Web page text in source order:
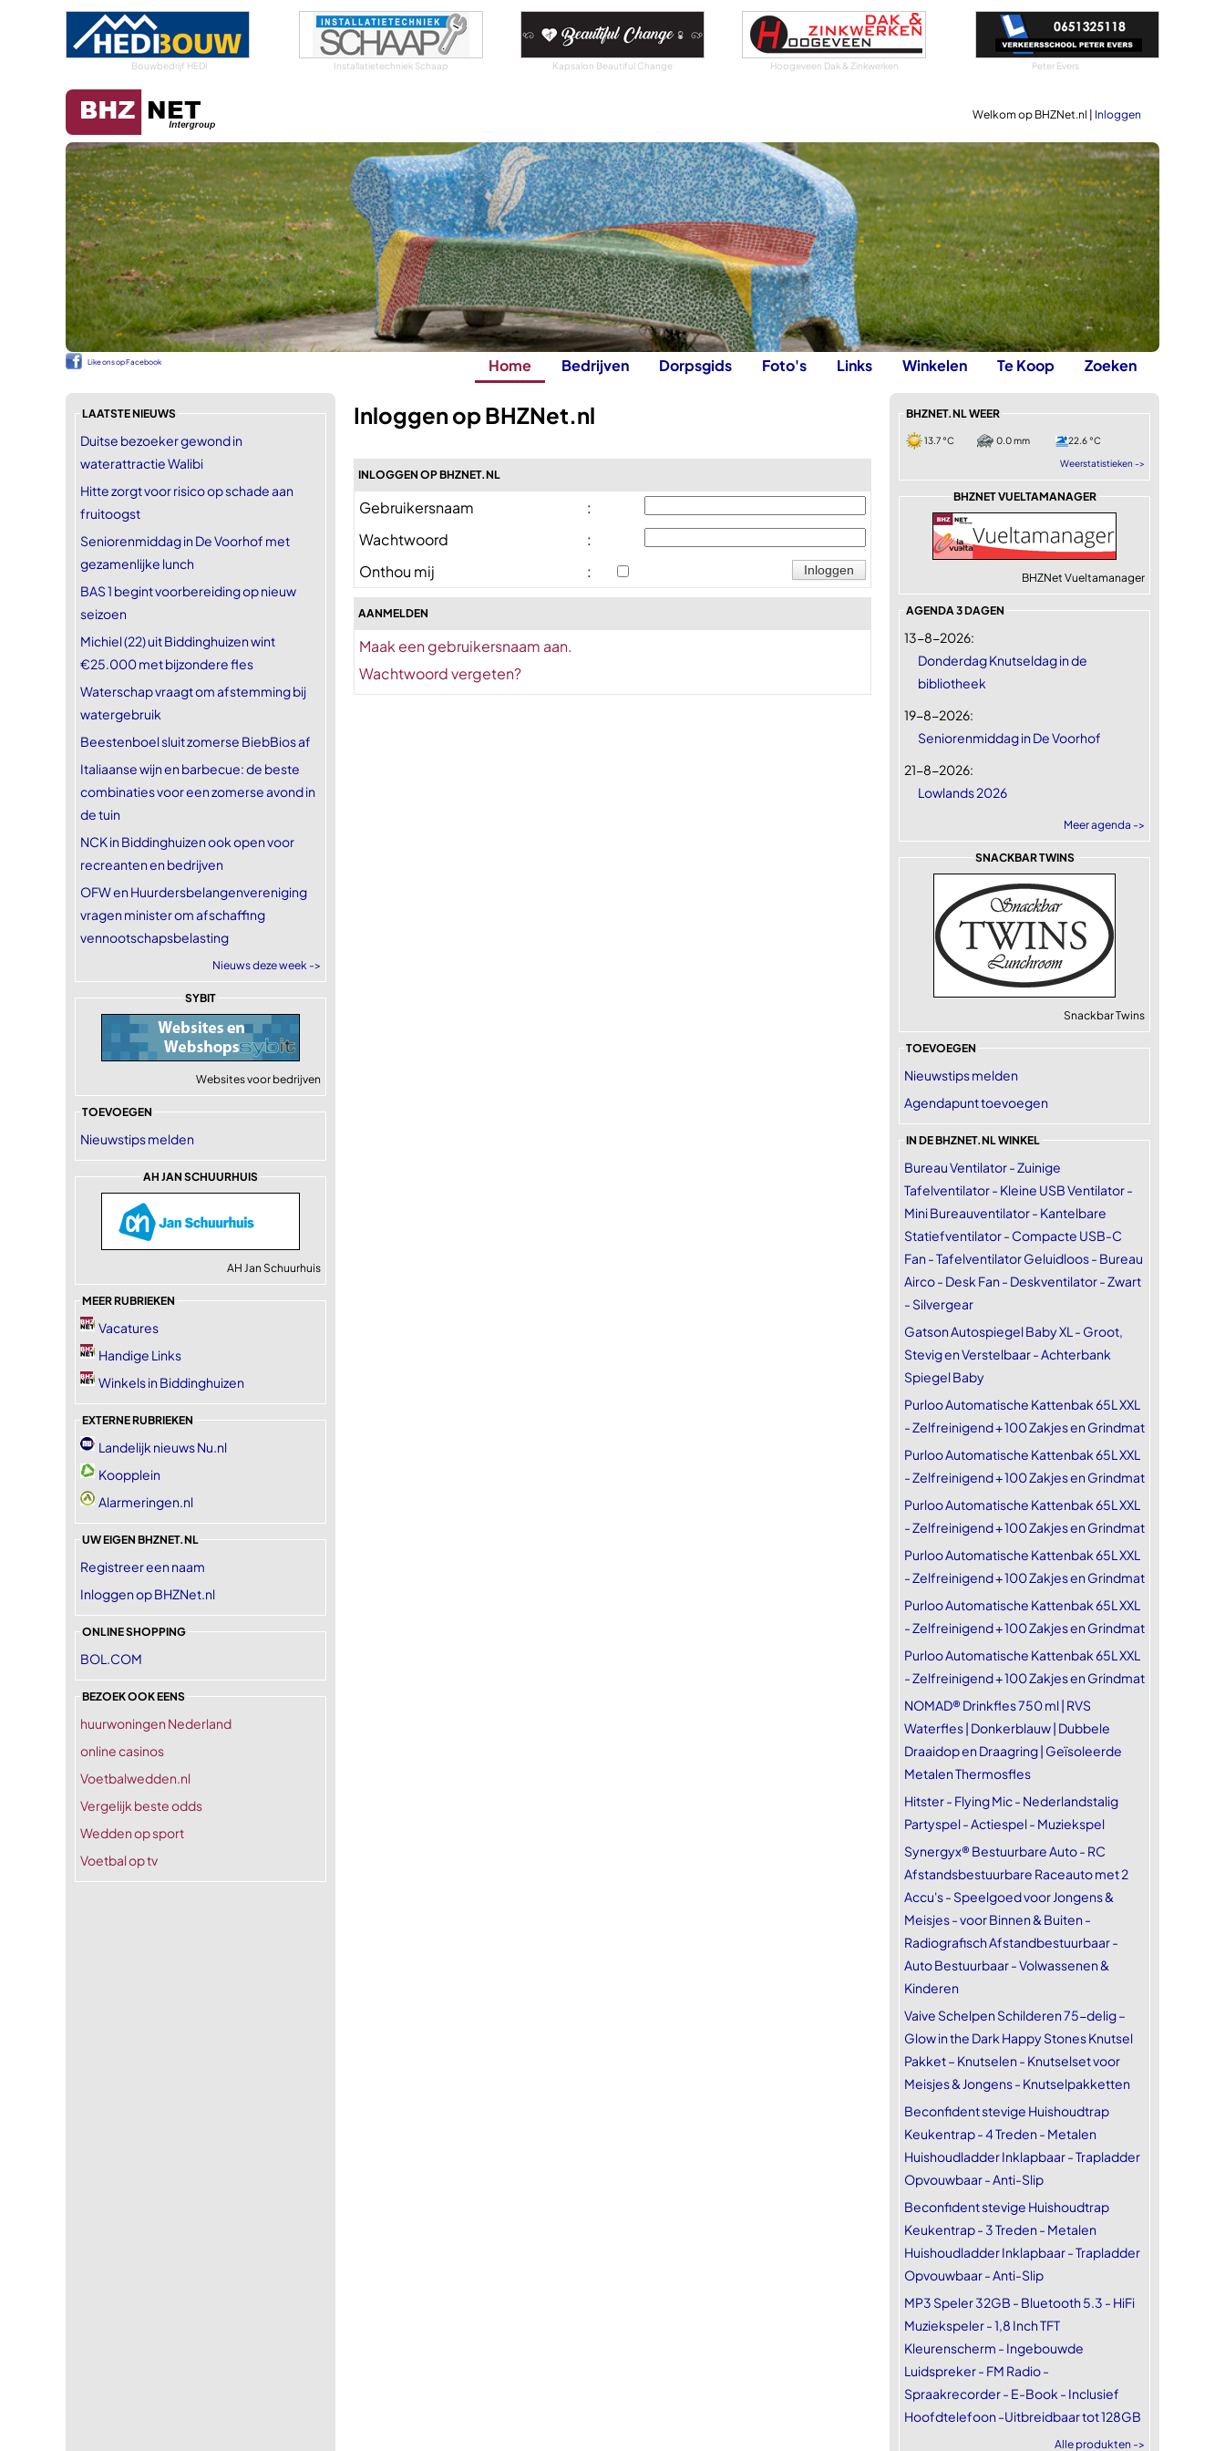
Bouwbedrijf HEDI Installatietechniek Schaap Kapsalon Beautiful Change Hoogeveen Dak & Zinkwerken Peter Evers
Welkom op BHZNet.nl | Inloggen
Like ons op Facebook Home Bedrijven Dorpsgids Foto's Links Winkelen Te Koop Zoeken
LAATSTE NIEUWS
Duitse bezoeker gewond in
waterattractie Walibi
Hitte zorgt voor risico op schade aan
fruitoogst
Seniorenmiddag in De Voorhof met
gezamenlijke lunch
BAS 1 begint voorbereiding op nieuw
seizoen
Michiel (22) uit Biddinghuizen wint
€25.000 met bijzondere fles
Waterschap vraagt om afstemming bij
watergebruik
Beestenboel sluit zomerse BiebBios af
Italiaanse wijn en barbecue: de beste
combinaties voor een zomerse avond in
de tuin
NCK in Biddinghuizen ook open voor
recreanten en bedrijven
OFW en Huurdersbelangenvereniging
vragen minister om afschaffing
vennootschapsbelasting
Nieuws deze week ->
SYBIT
Websites voor bedrijven
TOEVOEGEN
Nieuwstips melden
AH JAN SCHUURHUIS
AH Jan Schuurhuis
MEER RUBRIEKEN
Vacatures
Handige Links
Winkels in Biddinghuizen
EXTERNE RUBRIEKEN
Landelijk nieuws Nu.nl
Koopplein
Alarmeringen.nl
UW EIGEN BHZNET.NL
Registreer een naam
Inloggen op BHZNet.nl
ONLINE SHOPPING
BOL.COM
BEZOEK OOK EENS
huurwoningen Nederland
online casinos
Voetbalwedden.nl
Vergelijk beste odds
Wedden op sport
Voetbal op tv
Inloggen op BHZNet.nl
INLOGGEN OP BHZNET.NL
Gebruikersnaam
:
Wachtwoord
:
Onthou mij
:
AANMELDEN
Maak een gebruikersnaam aan.
Wachtwoord vergeten?
BHZNET.NL WEER
13.7 °C 0.0 mm 22.6 °C
Weerstatistieken ->
BHZNET VUELTAMANAGER
BHZNet Vueltamanager
AGENDA 3 DAGEN
13-8-2026:
Donderdag Knutseldag in de
bibliotheek
19-8-2026:
Seniorenmiddag in De Voorhof
21-8-2026:
Lowlands 2026
Meer agenda ->
SNACKBAR TWINS
Snackbar Twins
TOEVOEGEN
Nieuwstips melden
Agendapunt toevoegen
IN DE BHZNET.NL WINKEL
Bureau Ventilator - Zuinige
Tafelventilator - Kleine USB Ventilator -
Mini Bureauventilator - Kantelbare
Statiefventilator - Compacte USB-C
Fan - Tafelventilator Geluidloos - Bureau
Airco - Desk Fan - Deskventilator - Zwart
- Silvergear
Gatson Autospiegel Baby XL - Groot,
Stevig en Verstelbaar - Achterbank
Spiegel Baby
Purloo Automatische Kattenbak 65L XXL
- Zelfreinigend + 100 Zakjes en Grindmat
Purloo Automatische Kattenbak 65L XXL
- Zelfreinigend + 100 Zakjes en Grindmat
Purloo Automatische Kattenbak 65L XXL
- Zelfreinigend + 100 Zakjes en Grindmat
Purloo Automatische Kattenbak 65L XXL
- Zelfreinigend + 100 Zakjes en Grindmat
Purloo Automatische Kattenbak 65L XXL
- Zelfreinigend + 100 Zakjes en Grindmat
Purloo Automatische Kattenbak 65L XXL
- Zelfreinigend + 100 Zakjes en Grindmat
NOMAD® Drinkfles 750 ml | RVS
Waterfles | Donkerblauw | Dubbele
Draaidop en Draagring | Geïsoleerde
Metalen Thermosfles
Hitster - Flying Mic - Nederlandstalig
Partyspel - Actiespel - Muziekspel
Synergyx® Bestuurbare Auto - RC
Afstandsbestuurbare Raceauto met 2
Accu's - Speelgoed voor Jongens &
Meisjes - voor Binnen & Buiten -
Radiografisch Afstandbestuurbaar -
Auto Bestuurbaar - Volwassenen &
Kinderen
Vaive Schelpen Schilderen 75-delig –
Glow in the Dark Happy Stones Knutsel
Pakket – Knutselen - Knutselset voor
Meisjes & Jongens - Knutselpakketten
Beconfident stevige Huishoudtrap
Keukentrap - 4 Treden - Metalen
Huishoudladder Inklapbaar - Trapladder
Opvouwbaar - Anti-Slip
Beconfident stevige Huishoudtrap
Keukentrap - 3 Treden - Metalen
Huishoudladder Inklapbaar - Trapladder
Opvouwbaar - Anti-Slip
MP3 Speler 32GB - Bluetooth 5.3 - HiFi
Muziekspeler - 1,8 Inch TFT
Kleurenscherm - Ingebouwde
Luidspreker - FM Radio -
Spraakrecorder - E-Book - Inclusief
Hoofdtelefoon -Uitbreidbaar tot 128GB
Alle produkten ->